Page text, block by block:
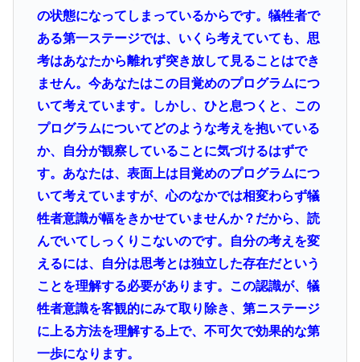
の状態になってしまっているからです。 犠牲者で
ある第一ステージでは、いくら考えていても、思
考はあなたから離れず突き放して見ることはでき
ません。今あなたはこの目覚めのプログラムにつ
いて考えています。しかし、ひと息つくと、この
プログラムについてどのような考えを抱いている
か、自分が観察していることに気づけるはずで
す。あなたは、表面上は目覚めのプログラムにつ
いて考えていますが、心のなかでは相変わらず犠
牲者意識が幅をきかせていませんか？だから、読
んでいてしっくりこないのです。自分の考えを変
えるには、自分は思考とは独立した存在だという
ことを理解する必要があります。この認識が、犠
牲者意識を客観的にみて取り除き、第ニステージ
に上る方法を理解する上で、不可欠で効果的な第
一歩になります。